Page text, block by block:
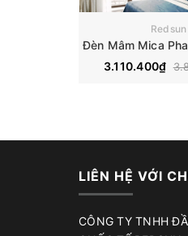
Redsun
3.110.400₫
LIÊN HỆ VỚI
CÔNG TY TNHH